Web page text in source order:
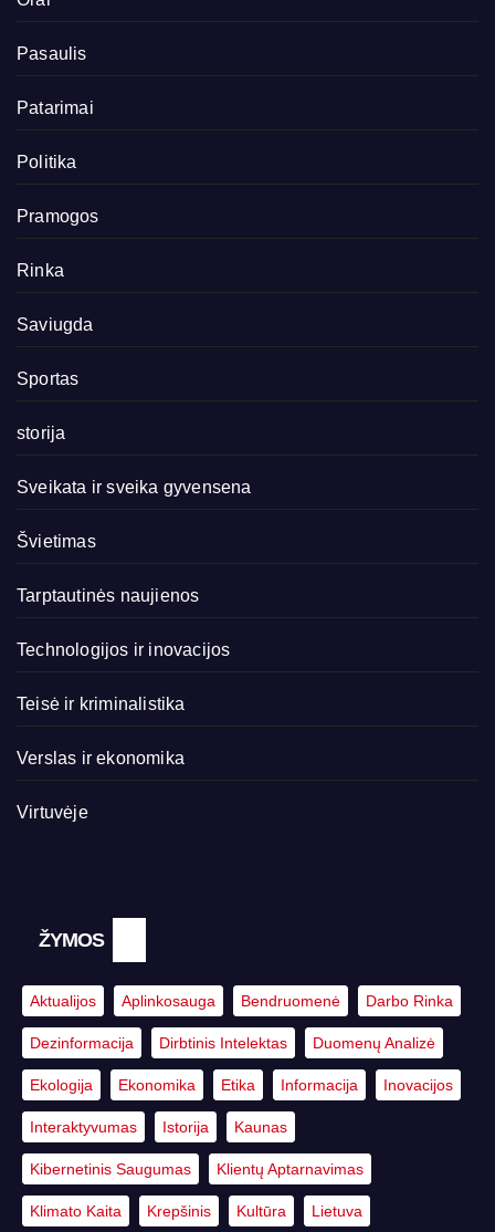
Pasaulis
Patarimai
Politika
Pramogos
Rinka
Saviugda
Sportas
storija
Sveikata ir sveika gyvensena
Švietimas
Tarptautinės naujienos
Technologijos ir inovacijos
Teisė ir kriminalistika
Verslas ir ekonomika
Virtuvėje
ŽYMOS
Aktualijos Aplinkosauga Bendruomenė Darbo Rinka
Dezinformacija Dirbtinis Intelektas Duomenų Analizė
Ekologija Ekonomika Etika Informacija Inovacijos
Interaktyvumas Istorija Kaunas
Kibernetinis Saugumas Klientų Aptarnavimas
Klimato Kaita Krepšinis Kultūra Lietuva